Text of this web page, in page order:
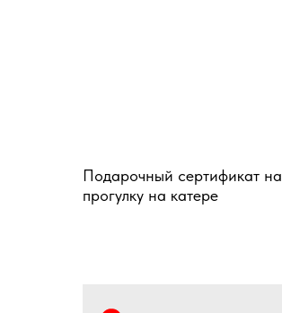
Подарочный сертификат на
прогулку на катере